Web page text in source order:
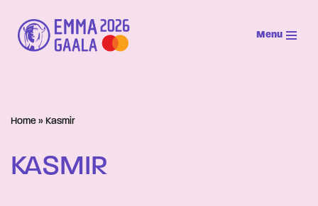
Siirry
suoraan
Menu
Home » Kasmir
KASMIR